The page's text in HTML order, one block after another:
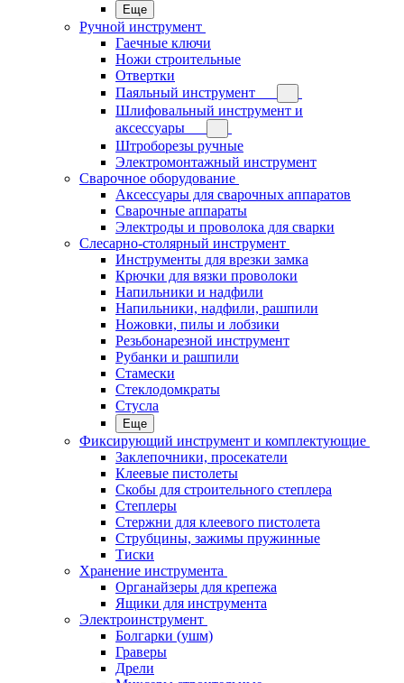
Еще
Ручной инструмент
Гаечные ключи
Ножи строительные
Отвертки
Паяльный инструмент
Шлифовальный инструмент и
аксессуары
Штроборезы ручные
Электромонтажный инструмент
Сварочное оборудование
Аксессуары для сварочных аппаратов
Сварочные аппараты
Электроды и проволока для сварки
Слесарно-столярный инструмент
Инструменты для врезки замка
Крючки для вязки проволоки
Напильники и надфили
Напильники, надфили, рашпили
Ножовки, пилы и лобзики
Резьбонарезной инструмент
Рубанки и рашпили
Стамески
Стеклодомкраты
Стусла
Еще
Фиксирующий инструмент и комплектующие
Заклепочники, просекатели
Клеевые пистолеты
Скобы для строительного степлера
Степлеры
Стержни для клеевого пистолета
Струбцины, зажимы пружинные
Тиски
Хранение инструмента
Органайзеры для крепежа
Ящики для инструмента
Электроинструмент
Болгарки (ушм)
Граверы
Дрели